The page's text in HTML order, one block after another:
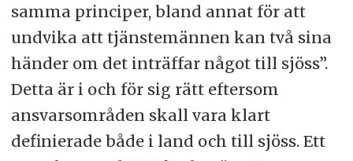
samma principer, bland annat för att
undvika att tjänstemännen kan två sina
händer om det inträffar något till sjöss”.
Detta är i och för sig rätt eftersom
ansvarsområden skall vara klart
definierade både i land och till sjöss. Ett